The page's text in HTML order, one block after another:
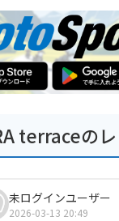
terraceの
未ログインユーザー
2026-03-13 20:49